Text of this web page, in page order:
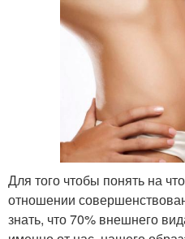
Для того чтобы понять на
отношении
знать, что 70% внешнего